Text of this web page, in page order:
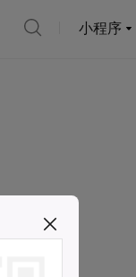
小程序